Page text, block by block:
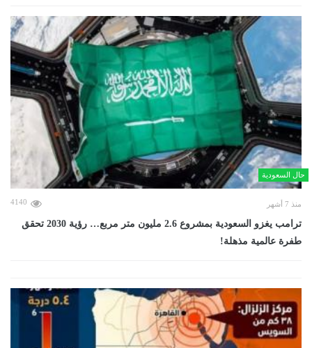
حال السعودية
منذ 7 أشهر 4140
ترامب يغزو السعودية بمشروع 2.6 مليون متر مربع… رؤية 2030 تحقق
طفرة عالمية مذهلة!